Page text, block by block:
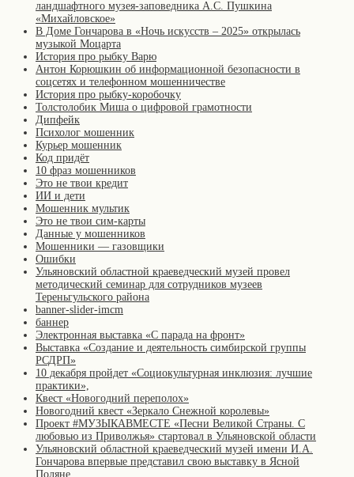
ландшафтного музея-заповедника А.С. Пушкина
«Михайловское»
В Доме Гончарова в «Ночь искусств – 2025» открылась
музыкой Моцарта
История про рыбку Варю
Антон Корюшкин об информационной безопасности в
соцсетях и телефонном мошенничестве
История про рыбку-коробочку
Толстолобик Миша о цифровой грамотности
Дипфейк
Психолог мошенник
Курьер мошенник
Код придёт
10 фраз мошенников
Это не твои кредит
ИИ и дети
Мошенник мультик
Это не твои сим-карты
Данные у мошенников
Мошенники — газовщики
Ошибки
Ульяновский областной краеведческий музей провел
методический семинар для сотрудников музеев
Тереньгульского района
banner-slider-imcm
баннер
Электронная выставка «С парада на фронт»
Выставка «Создание и деятельность симбирской группы
РСДРП»
10 декабря пройдет «Социокультурная инклюзия: лучшие
практики»,
Квест «Новогодний переполох»
Новогодний квест «Зеркало Снежной королевы»
Проект #МУЗЫКАВМЕСТЕ «Песни Великой Страны. С
любовью из Приволжья» стартовал в Ульяновской области
Ульяновский областной краеведческий музей имени И.А.
Гончарова впервые представил свою выставку в Ясной
Поляне